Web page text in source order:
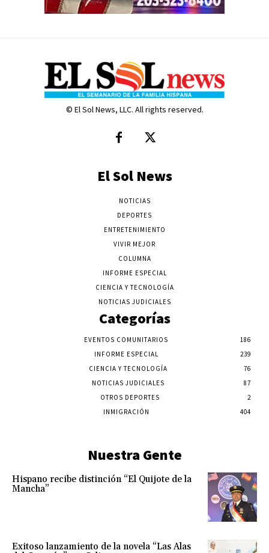
© El Sol News, LLC. All rights reserved.
El Sol News
NOTICIAS
DEPORTES
ENTRETENIMIENTO
VIVIR MEJOR
COLUMNA
INFORME ESPECIAL
CIENCIA Y TECNOLOGÍA
NOTICIAS JUDICIALES
Categorías
EVENTOS COMUNITARIOS
186
INFORME ESPECIAL
239
CIENCIA Y TECNOLOGÍA
76
NOTICIAS JUDICIALES
87
OTROS DEPORTES
2
INMIGRACIÓN
404
Nuestra Gente
Hispano recibe distinción “El Quijote de la
Mancha”
Exitoso lanzamiento de la novela “Las Alas